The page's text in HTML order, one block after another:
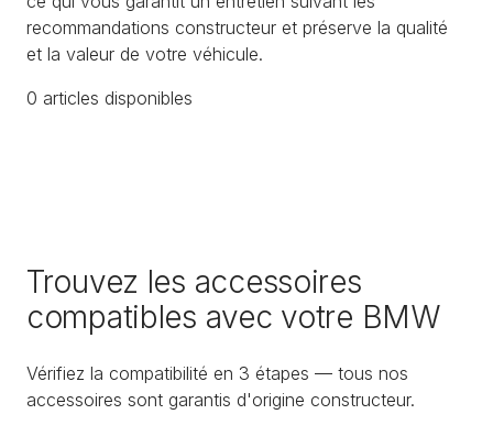
recommandations constructeur et préserve la qualité
et la valeur de votre véhicule.
0 articles disponibles
Trouvez les accessoires
compatibles avec votre BMW
Vérifiez la compatibilité en 3 étapes — tous nos
accessoires sont garantis d'origine constructeur.